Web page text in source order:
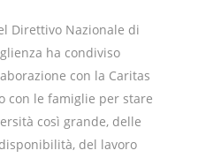
Direttivo Nazionale di
ha condiviso
con la Caritas
con le famiglie per stare
così grande, delle
del lavoro